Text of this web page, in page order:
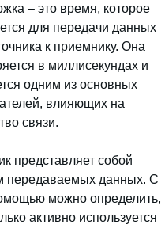
– это время, которое
для передачи данных
к приемнику. Она
в миллисекундах и
одним из основных
влияющих на
связи.
представляет собой
передаваемых данных. С
можно определить,
активно используется